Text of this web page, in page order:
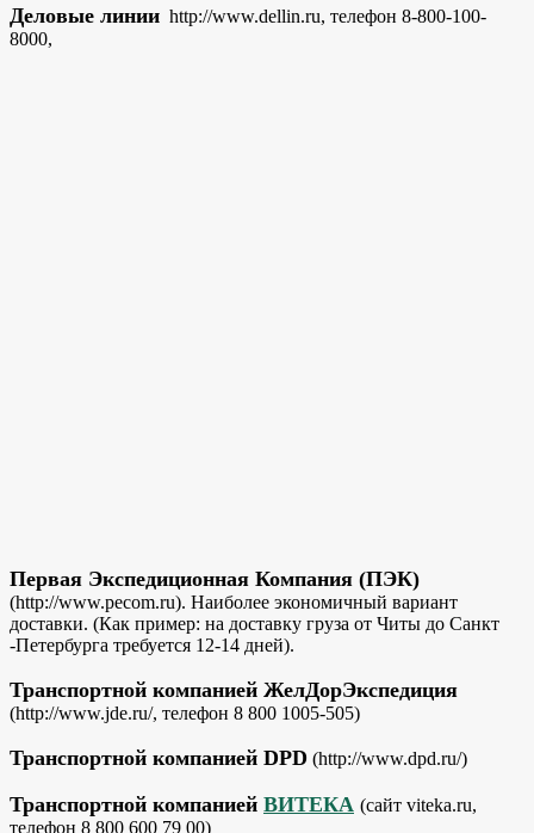
Деловые линии http://www.dellin.ru, телефон 8-800-100-
8000,
Первая Экспедиционная Компания (ПЭК)
(http://www.pecom.ru). Наиболее экономичный вариант
доставки. (Как пример: на доставку груза от Читы до Санкт
-Петербурга требуется 12-14 дней).
Транспортной компанией ЖелДорЭкспедиция
(http://www.jde.ru/, телефон 8 800 1005-505)
Транспортной компанией DPD (http://www.dpd.ru/)
Транспортной компанией ВИТЕКА (сайт viteka.ru,
телефон 8 800 600 79 00)